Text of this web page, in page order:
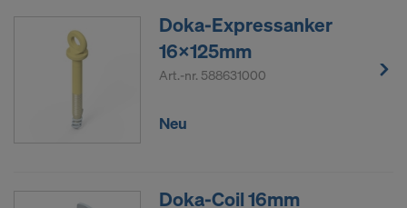
Doka-Expressanker
16x125mm
Art.-nr. 588631000
Neu
Doka-Coil 16mm